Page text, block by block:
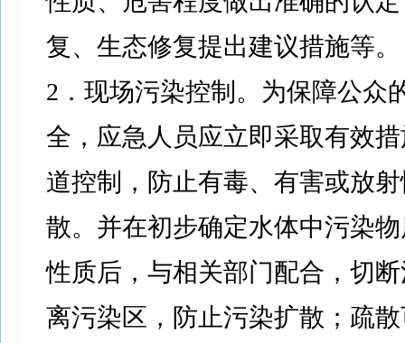
复、生态修复提出建议措施等。
2．现场污染控制。为保障公众
全，应急人员应立即采取有效
道控制，防止有毒、有害或放
散。并在初步确定水体中污染
性质后，与相关部门配合，切
离污染区，防止污染扩散；疏